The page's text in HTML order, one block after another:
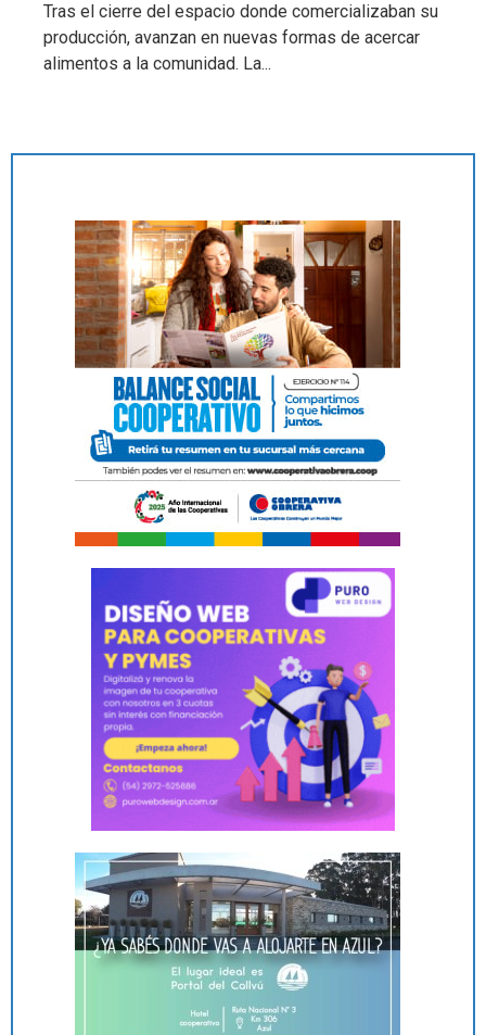
Tras el cierre del espacio donde comercializaban su
producción, avanzan en nuevas formas de acercar
alimentos a la comunidad. La...